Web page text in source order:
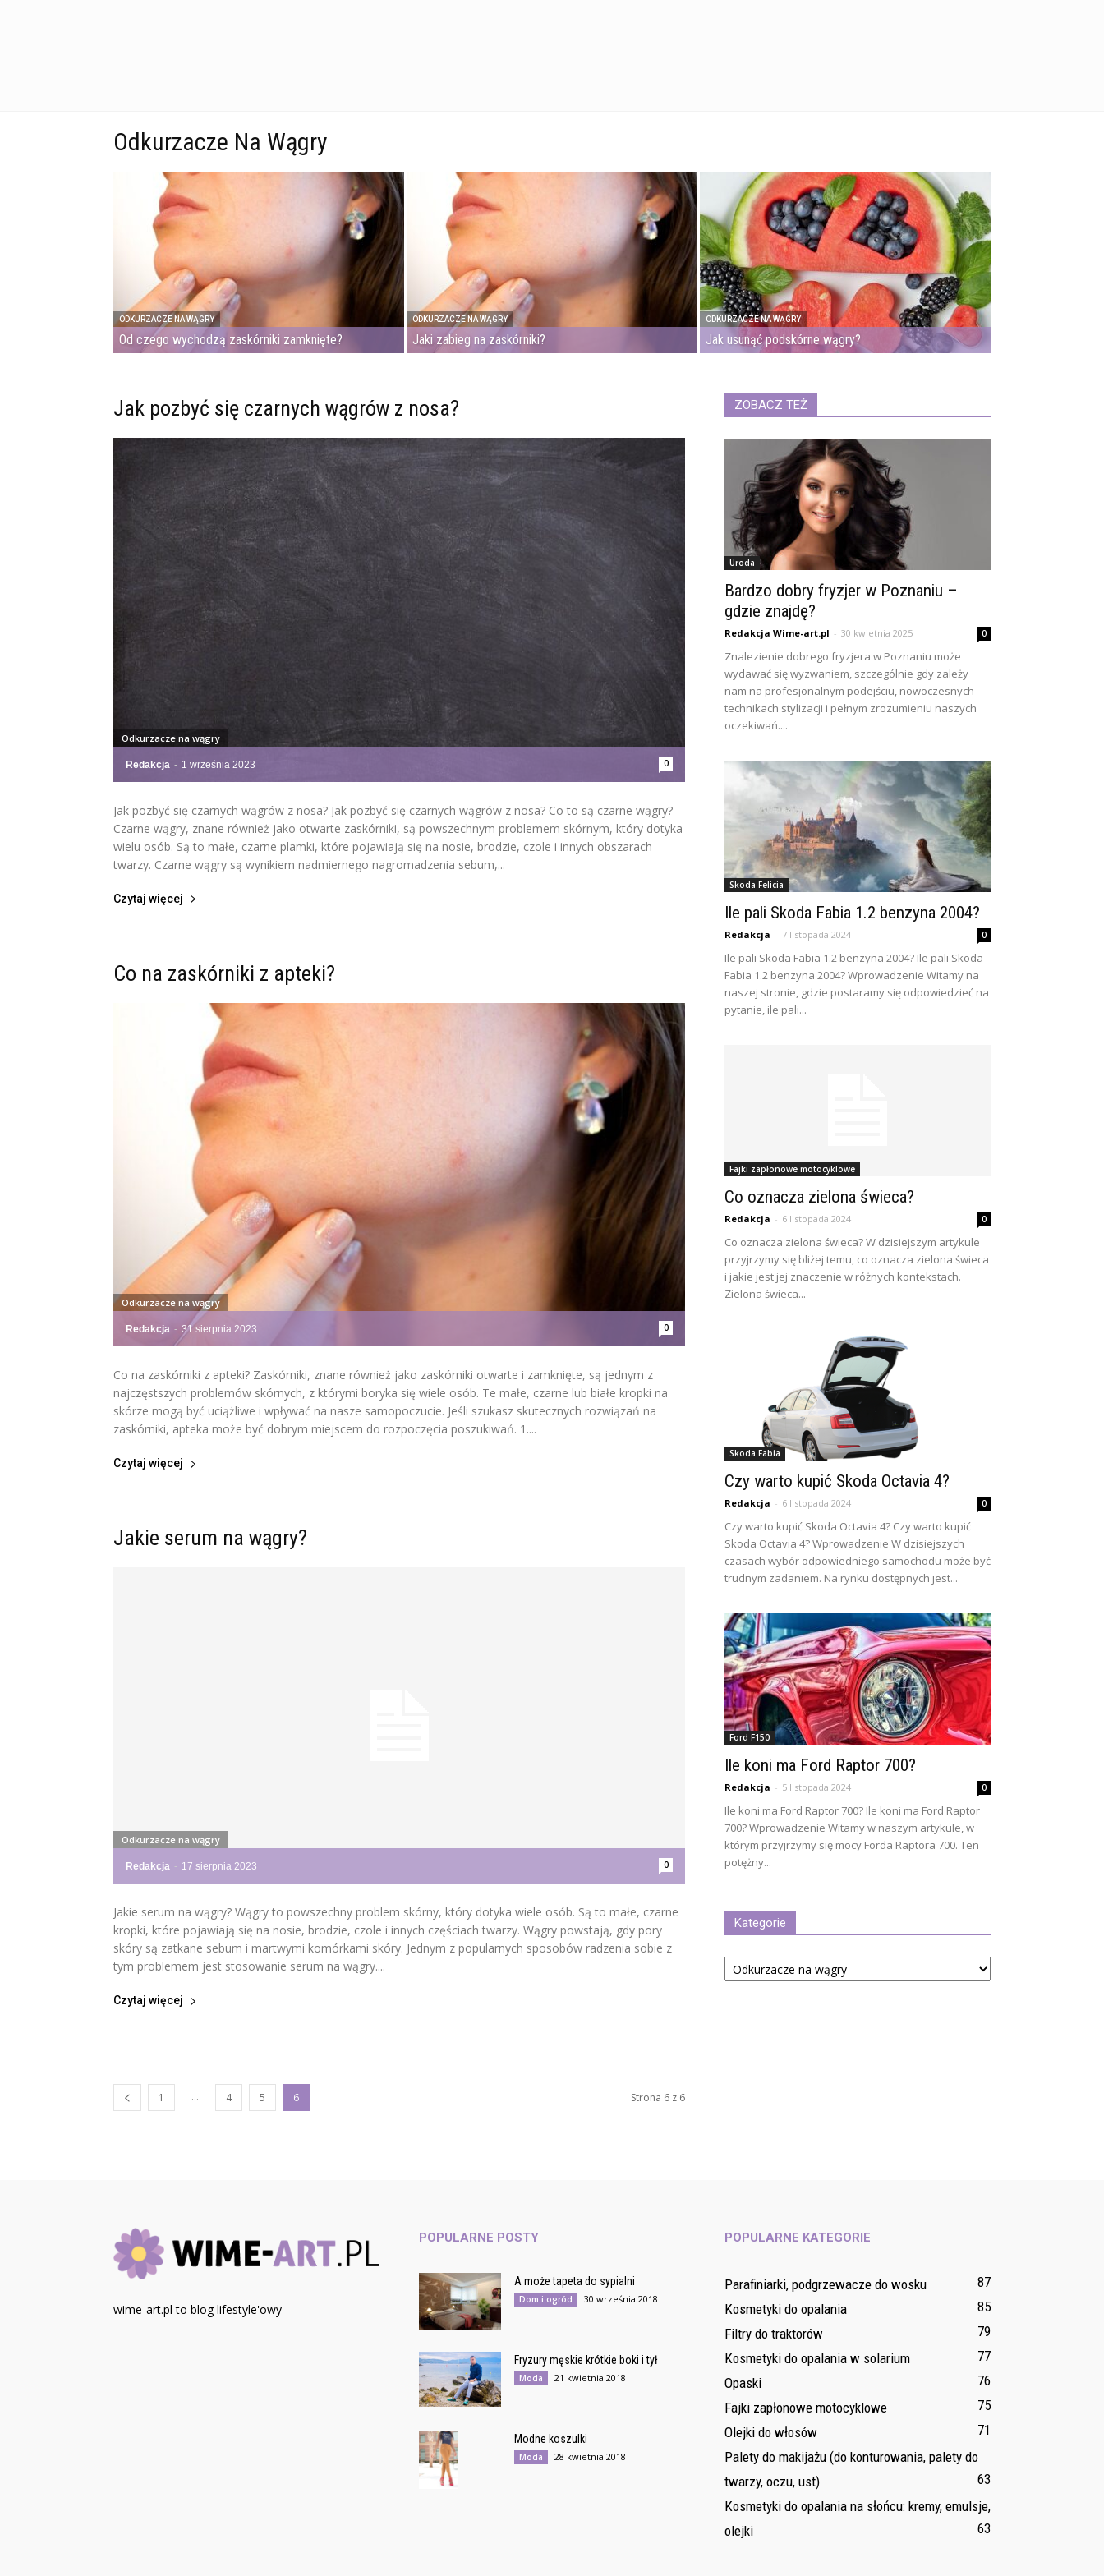
Odkurzacze Na Wągry
ODKURZACZE NA WĄGRY
Od czego wychodzą zaskórniki zamknięte?
ODKURZACZE NA WĄGRY
Jaki zabieg na zaskórniki?
ODKURZACZE NA WĄGRY
Jak usunąć podskórne wągry?
Jak pozbyć się czarnych wągrów z nosa?
Redakcja - 1 września 2023 0
Odkurzacze na wągry
Jak pozbyć się czarnych wągrów z nosa? Jak pozbyć się czarnych wągrów z nosa? Co to są czarne wągry?
Czarne wągry, znane również jako otwarte zaskórniki, są powszechnym problemem skórnym, który dotyka
wielu osób. Są to małe, czarne plamki, które pojawiają się na nosie, brodzie, czole i innych obszarach
twarzy. Czarne wągry są wynikiem nadmiernego nagromadzenia sebum,...
Czytaj więcej
Co na zaskórniki z apteki?
Redakcja - 31 sierpnia 2023 0
Odkurzacze na wągry
Co na zaskórniki z apteki? Zaskórniki, znane również jako zaskórniki otwarte i zamknięte, są jednym z
najczęstszych problemów skórnych, z którymi boryka się wiele osób. Te małe, czarne lub białe kropki na
skórze mogą być uciążliwe i wpływać na nasze samopoczucie. Jeśli szukasz skutecznych rozwiązań na
zaskórniki, apteka może być dobrym miejscem do rozpoczęcia poszukiwań. 1....
Czytaj więcej
Jakie serum na wągry?
Redakcja - 17 sierpnia 2023 0
Odkurzacze na wągry
Jakie serum na wągry? Wągry to powszechny problem skórny, który dotyka wiele osób. Są to małe, czarne
kropki, które pojawiają się na nosie, brodzie, czole i innych częściach twarzy. Wągry powstają, gdy pory
skóry są zatkane sebum i martwymi komórkami skóry. Jednym z popularnych sposobów radzenia sobie z
tym problemem jest stosowanie serum na wągry....
Czytaj więcej
1 ... 4 5 6 Strona 6 z 6
ZOBACZ TEŻ
Uroda
Bardzo dobry fryzjer w Poznaniu –
gdzie znajdę?
Redakcja Wime-art.pl - 30 kwietnia 2025 0
Znalezienie dobrego fryzjera w Poznaniu może
wydawać się wyzwaniem, szczególnie gdy zależy
nam na profesjonalnym podejściu, nowoczesnych
technikach stylizacji i pełnym zrozumieniu naszych
oczekiwań....
Skoda Felicia
Ile pali Skoda Fabia 1.2 benzyna 2004?
Redakcja - 7 listopada 2024 0
Ile pali Skoda Fabia 1.2 benzyna 2004? Ile pali Skoda
Fabia 1.2 benzyna 2004? Wprowadzenie Witamy na
naszej stronie, gdzie postaramy się odpowiedzieć na
pytanie, ile pali...
Fajki zapłonowe motocyklowe
Co oznacza zielona świeca?
Redakcja - 6 listopada 2024 0
Co oznacza zielona świeca? W dzisiejszym artykule
przyjrzymy się bliżej temu, co oznacza zielona świeca
i jakie jest jej znaczenie w różnych kontekstach.
Zielona świeca...
Skoda Fabia
Czy warto kupić Skoda Octavia 4?
Redakcja - 6 listopada 2024 0
Czy warto kupić Skoda Octavia 4? Czy warto kupić
Skoda Octavia 4? Wprowadzenie W dzisiejszych
czasach wybór odpowiedniego samochodu może być
trudnym zadaniem. Na rynku dostępnych jest...
Ford F150
Ile koni ma Ford Raptor 700?
Redakcja - 5 listopada 2024 0
Ile koni ma Ford Raptor 700? Ile koni ma Ford Raptor
700? Wprowadzenie Witamy w naszym artykule, w
którym przyjrzymy się mocy Forda Raptora 700. Ten
potężny...
Kategorie
Kategorie
wime-art.pl to blog lifestyle'owy
POPULARNE POSTY
A może tapeta do sypialni
Dom i ogród 30 września 2018
Fryzury męskie krótkie boki i tył
Moda 21 kwietnia 2018
Modne koszulki
Moda 28 kwietnia 2018
POPULARNE KATEGORIE
Parafiniarki, podgrzewacze do wosku
87
Kosmetyki do opalania
85
Filtry do traktorów
79
Kosmetyki do opalania w solarium
77
Opaski
76
Fajki zapłonowe motocyklowe
75
Olejki do włosów
71
Palety do makijażu (do konturowania, palety do
twarzy, oczu, ust)
63
Kosmetyki do opalania na słońcu: kremy, emulsje,
olejki
63